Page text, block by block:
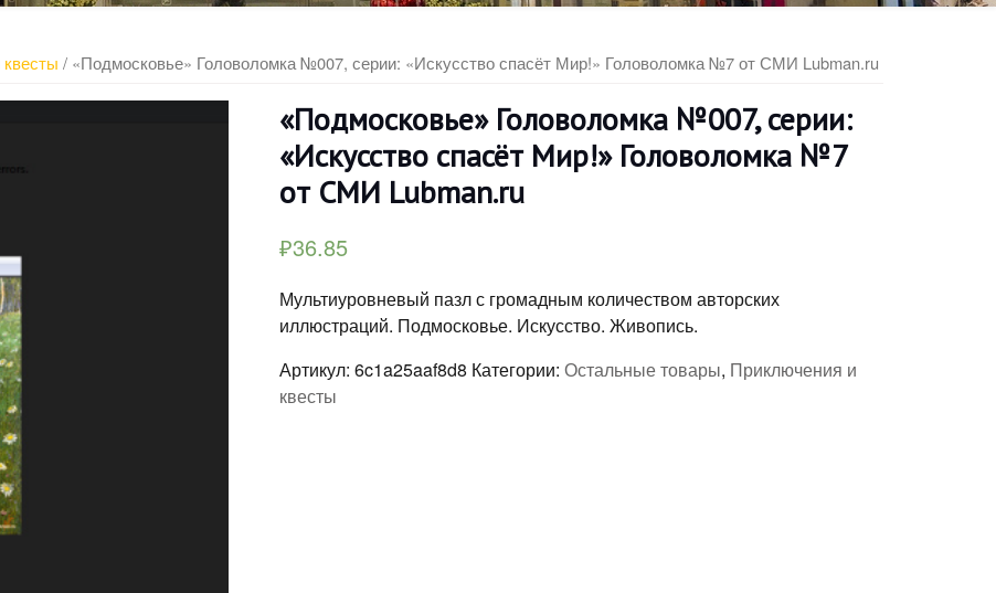
/ «Подмосковье» Головоломка №007, серии: «Искусство спасёт Мир!» Головоломка №7 от СМИ Lubman.ru
«Подмосковье» Головоломка №007, серии:
«Искусство спасёт Мир!» Головоломка №7
от СМИ Lubman.ru
₽36.85
Мультиуровневый пазл с громадным количеством авторских
иллюстраций. Подмосковье. Искусство. Живопись.
Артикул: 6c1a25aaf8d8 Категории: Остальные товары, Приключения и
квесты